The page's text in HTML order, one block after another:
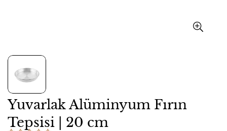
Yuvarlak Alüminyum Fırın
Tepsisi | 20 cm